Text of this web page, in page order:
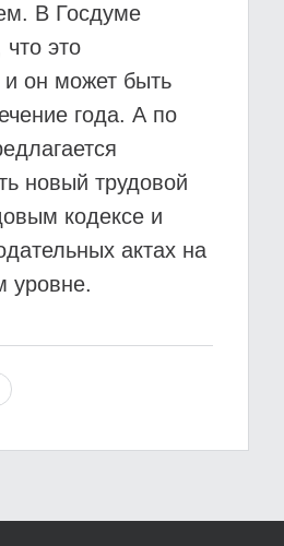
В Госдуме
что это
и он может быть
года. А по
новый трудовой
кодексе и
актах на
уровне.